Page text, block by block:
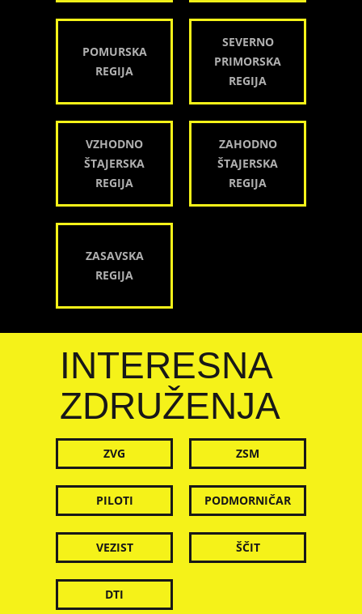
POMURSKA
REGIJA
SEVERNO
PRIMORSKA
REGIJA
VZHODNO
ŠTAJERSKA
REGIJA
ZAHODNO
ŠTAJERSKA
REGIJA
ZASAVSKA
REGIJA
INTERESNA
ZDRUŽENJA
ZVG ZSM
PILOTI PODMORNIČAR
VEZIST ŠČIT
DTI